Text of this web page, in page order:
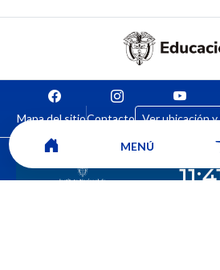
Mapa del sitioContacto Ver ubicación
MENÚ